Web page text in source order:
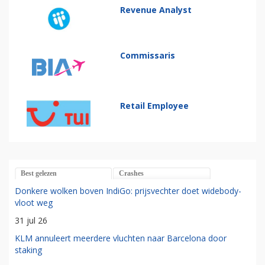
Revenue Analyst
Commissaris
Retail Employee
Best gelezen Crashes
Donkere wolken boven IndiGo: prijsvechter doet widebody-
vloot weg
31 jul 26
KLM annuleert meerdere vluchten naar Barcelona door
staking